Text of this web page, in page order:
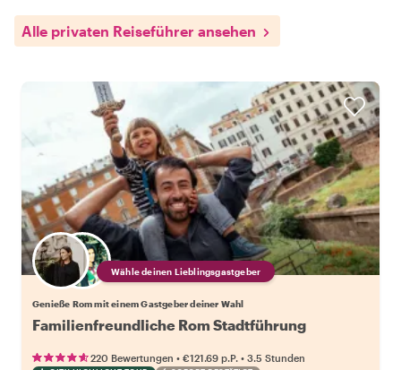
Alle privaten Reiseführer ansehen
Wähle deinen Lieblingsgastgeber
Genieße Rom mit einem Gastgeber deiner Wahl
Familienfreundliche Rom Stadtführung
220 Bewertungen • €121.69 p.P. • 3.5 Stunden